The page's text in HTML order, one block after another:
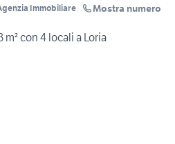
Immobiliare Mostra numero
con 4 locali a Loria